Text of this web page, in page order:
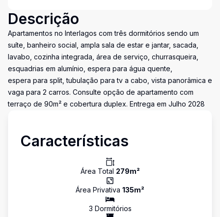
Descrição
Apartamentos no Interlagos com três dormitórios sendo um
suíte, banheiro social, ampla sala de estar e jantar, sacada,
lavabo, cozinha integrada, área de serviço, churrasqueira,
esquadrias em alumínio, espera para água quente,
espera para split, tubulação para tv a cabo, vista panorâmica e
vaga para 2 carros. Consulte opção de apartamento com
terraço de 90m² e cobertura duplex. Entrega em Julho 2028
Características
Área Total 279m²
Área Privativa 135m²
3 Dormitórios